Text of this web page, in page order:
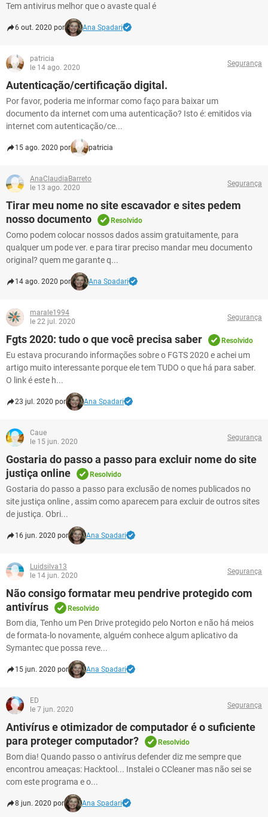
Tem antivirus melhor que o avaste qual é
6 out. 2020 por Ana Spadari
patricia
le 14 ago. 2020
Segurança
Autenticação/certificação digital.
Por favor, poderia me informar como faço para baixar um
documento da internet com uma autenticação? Isto é: emitidos via
internet com autenticação/ce...
15 ago. 2020 por patricia
AnaClaudiaBarreto
le 13 ago. 2020
Segurança
Tirar meu nome no site escavador e sites pedem
nosso documento
Resolvido
Como podem colocar nossos dados assim gratuitamente, para
qualquer um pode ver. e para tirar preciso mandar meu documento
original? quem me garante q...
14 ago. 2020 por Ana Spadari
marale1994
le 22 jul. 2020
Segurança
Fgts 2020: tudo o que você precisa saber Resolvido
Eu estava procurando informações sobre o FGTS 2020 e achei um
artigo muito interessante porque ele tem TUDO o que há para saber.
O link é este h...
23 jul. 2020 por Ana Spadari
Caue
le 15 jun. 2020
Segurança
Gostaria do passo a passo para excluir nome do site
justiça online
Resolvido
Gostaria do passo a passo para exclusão de nomes publicados no
site justiça online , assim como aparecem para excluir de outros sites
de justiça. Obri...
16 jun. 2020 por Ana Spadari
Luidsilva13
le 14 jun. 2020
Segurança
Não consigo formatar meu pendrive protegido com
antivírus
Resolvido
Bom dia, Tenho um Pen Drive protegido pelo Norton e não há meios
de formata-lo novamente, alguém conhece algum aplicativo da
Symantec que possa reve...
15 jun. 2020 por Ana Spadari
ED
le 7 jun. 2020
Segurança
Antivírus e otimizador de computador é o suficiente
para proteger computador?
Resolvido
Bom dia! Quando passo o antivírus defender diz me sempre que
encontrou ameaças: Hacktool... Instalei o CCleaner mas não sei se
com este programa e o...
8 jun. 2020 por Ana Spadari